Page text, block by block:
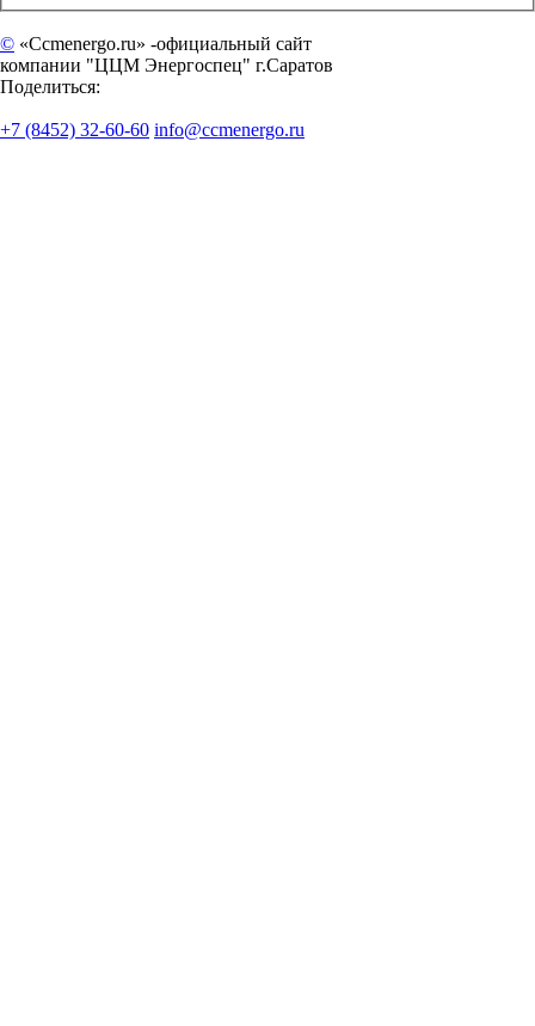
© «Ccmenergo.ru» -официальный сайт
компании "ЦЦМ Энергоспец" г.Саратов
Поделиться:
+7 (8452) 32-60-60 info@ccmenergo.ru